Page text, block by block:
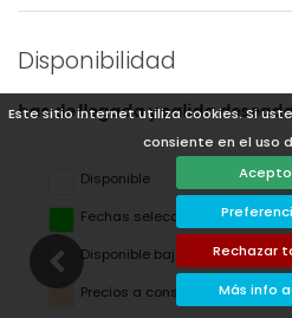
Este sitio internet utiliza cookies. Si
consiente en el uso
Acepto
Rechazar
Más info
Disponibilidad
Disponible
Fechas seleccionadas
Disponible bajo petición
Precios a consultar